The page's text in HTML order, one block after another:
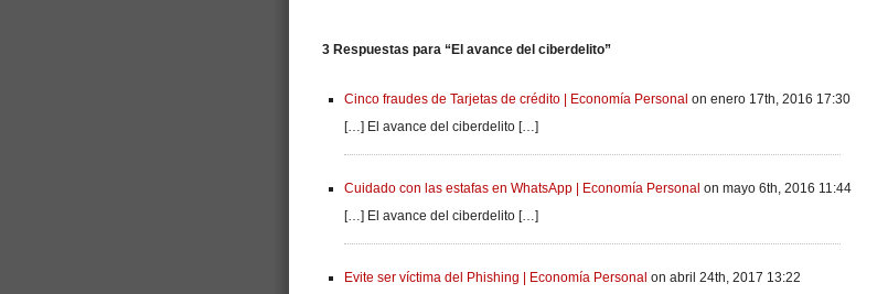
3 Respuestas para “El avance del ciberdelito”
Cinco fraudes de Tarjetas de crédito | Economía Personal on enero 17th, 2016 17:30
[…] El avance del ciberdelito […]
Cuidado con las estafas en WhatsApp | Economía Personal on mayo 6th, 2016 11:44
[…] El avance del ciberdelito […]
Evite ser víctima del Phishing | Economía Personal on abril 24th, 2017 13:22